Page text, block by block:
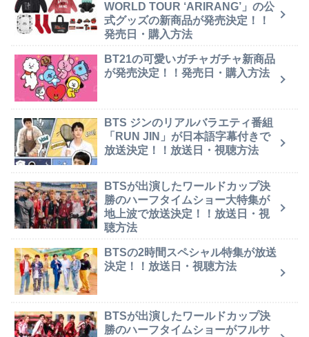
WORLD TOUR ‘ARIRANG’」の公
式グッズの新商品が発売決定！！
発売日・購入方法
BT21の可愛いガチャガチャ新商品
が発売決定！！発売日・購入方法
BTS ジンのリアルバラエティ番組
「RUN JIN」が日本語字幕付きで
放送決定！！放送日・視聴方法
BTSが出演したワールドカップ決
勝のハーフタイムショー大特集が
地上波で放送決定！！放送日・視
聴方法
BTSの2時間スペシャル特集が放送
決定！！放送日・視聴方法
BTSが出演したワールドカップ決
勝のハーフタイムショーがフルサ